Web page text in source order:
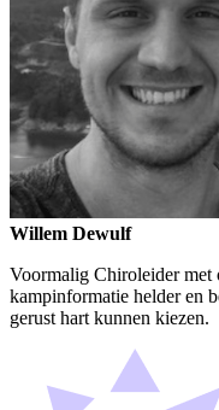
Willem Dewulf
Voormalig Chiroleider met
kampinformatie helder en
gerust hart kunnen kiezen.